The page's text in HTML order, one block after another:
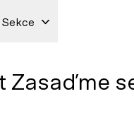
Sekce
Zasaďme